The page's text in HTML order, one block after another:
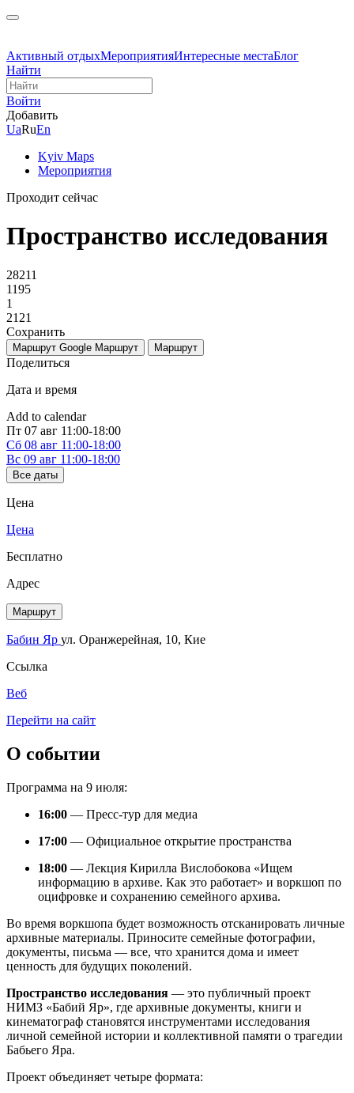
Активный отдыхМероприятияИнтересные местаБлог
Найти
Войти
Добавить
UaRuEn
Kyiv Maps
Мероприятия
Проходит сейчас
Пространство исследования
28211
1195
1
2121
Сохранить
Маршрут Google Маршрут Маршрут
Поделиться
Дата и время
Add to calendar
Пт 07 авг 11:00-18:00
Сб 08 авг 11:00-18:00
Вс 09 авг 11:00-18:00
Все даты
Цена
Цена
Бесплатно
Адрес
Маршрут
Бабин Яр ул. Оранжерейная, 10, Кие
Ссылка
Веб
Перейти на сайт
О событии
Программа на 9 июля:
16:00 — Пресс-тур для медиа
17:00 — Официальное открытие пространства
18:00 — Лекция Кирилла Вислобокова «Ищем
информацию в архиве. Как это работает» и воркшоп по
оцифровке и сохранению семейного архива.
Во время воркшопа будет возможность отсканировать личные
архивные материалы. Приносите семейные фотографии,
документы, письма — все, что хранится дома и имеет
ценность для будущих поколений.
Пространство исследования — это публичный проект
НИМЗ «Бабий Яр», где архивные документы, книги и
кинематограф становятся инструментами исследования
личной семейной истории и коллективной памяти о трагедии
Бабьего Яра.
Проект объединяет четыре формата: